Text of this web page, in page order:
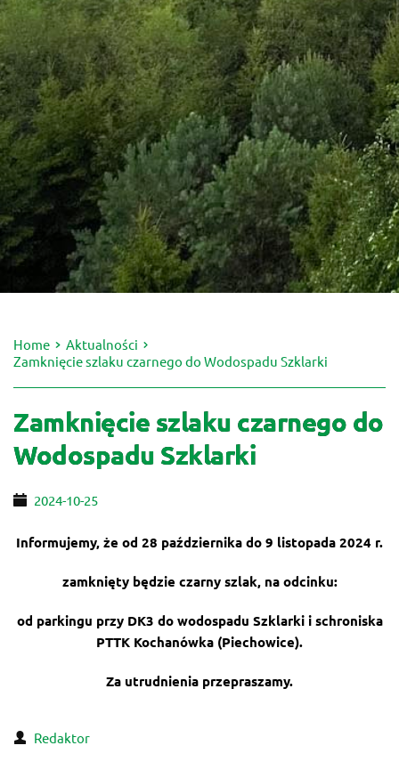
Home
Aktualności
Zamknięcie szlaku czarnego do Wodospadu Szklarki
Zamknięcie szlaku czarnego do
Wodospadu Szklarki
2024-10-25
Informujemy, że od 28 października do 9 listopada 2024 r.
zamknięty będzie czarny szlak, na odcinku:
od parkingu przy DK3 do wodospadu Szklarki i schroniska
PTTK Kochanówka (Piechowice).
Za utrudnienia przepraszamy.
Redaktor